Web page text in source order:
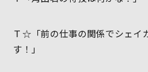
Ｔ☆「前の仕事の関係でシェイ
す！」